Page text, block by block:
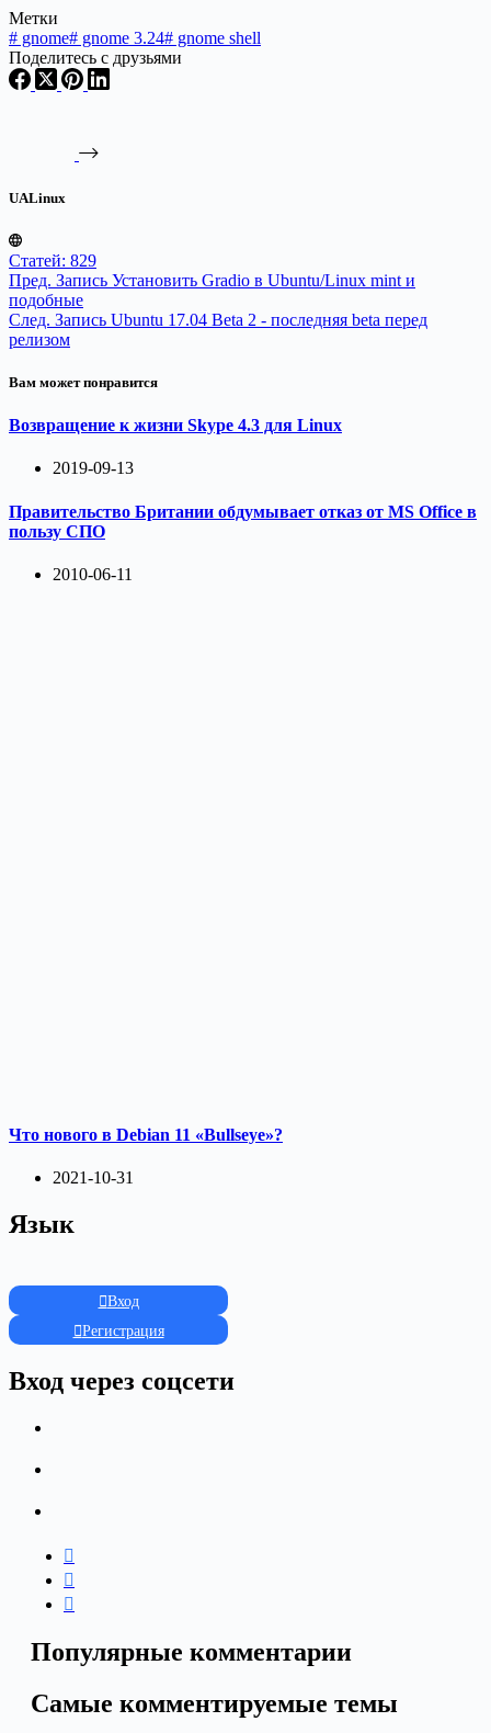
Метки
# gnome# gnome 3.24# gnome shell
Поделитесь с друзьями
UALinux
Статей: 829
Пред. Запись Установить Gradio в Ubuntu/Linux mint и
подобные
След. Запись Ubuntu 17.04 Beta 2 - последняя beta перед
релизом
Вам может понравится
Возвращение к жизни Skype 4.3 для Linux
2019-09-13
Правительство Британии обдумывает отказ от MS Office в
пользу СПО
2010-06-11
Что нового в Debian 11 «Bullseye»?
2021-10-31
Язык
Вход
Регистрация
Вход через соцсети
Популярные комментарии
Самые комментируемые темы